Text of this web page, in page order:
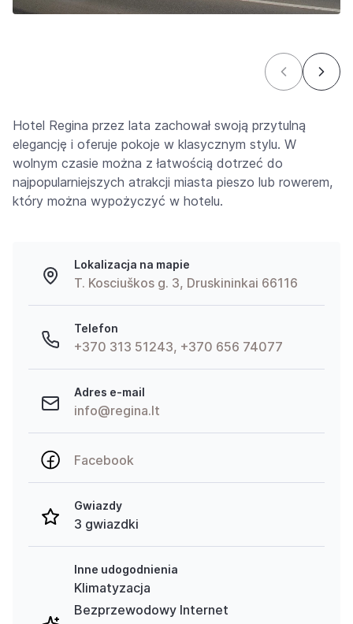
Hotel Regina przez lata zachował swoją przytulną
elegancję i oferuje pokoje w klasycznym stylu. W
wolnym czasie można z łatwością dotrzeć do
najpopularniejszych atrakcji miasta pieszo lub rowerem,
który można wypożyczyć w hotelu.
Lokalizacja na mapie
T. Kosciuškos g. 3, Druskininkai 66116
Telefon
+370 313 51243, +370 656 74077
Adres e-mail
info@regina.lt
Facebook
Gwiazdy
3 gwiazdki
Inne udogodnienia
Klimatyzacja
Bezprzewodowy Internet